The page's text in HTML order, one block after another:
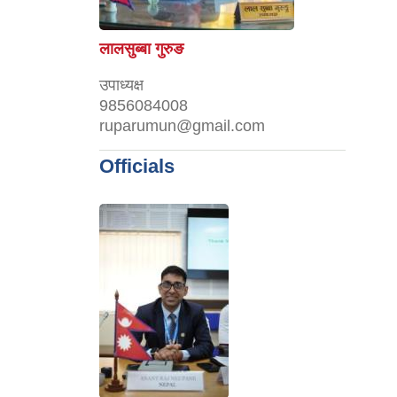
लालसुब्बा गुरुङ
उपाध्यक्ष
9856084008
ruparumun@gmail.com
Officials